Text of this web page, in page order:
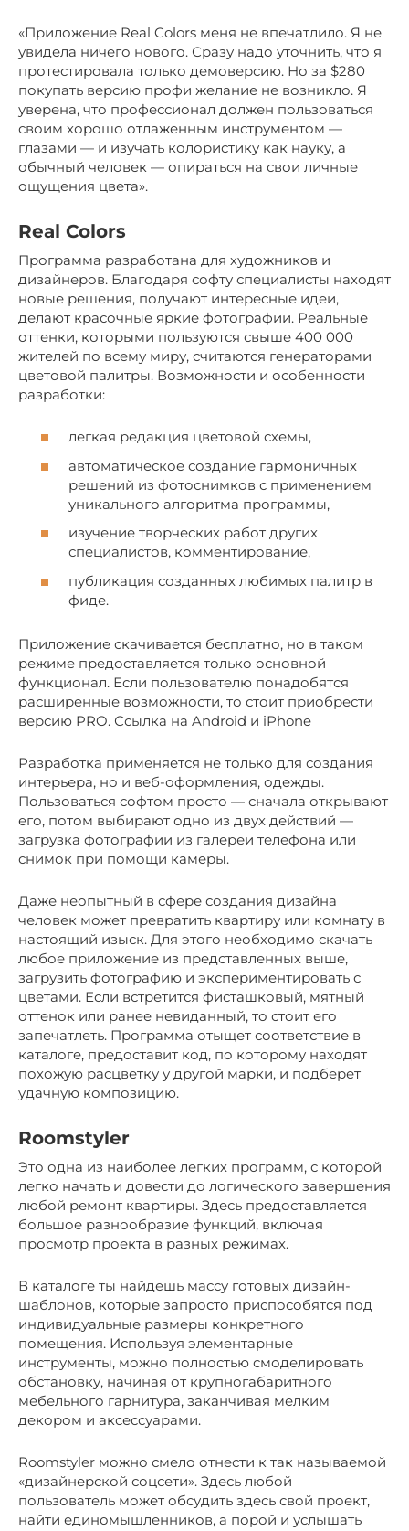
«Приложение Real Colors меня не впечатлило. Я не
увидела ничего нового. Сразу надо уточнить, что я
протестировала только демоверсию. Но за $280
покупать версию профи желание не возникло. Я
уверена, что профессионал должен пользоваться
своим хорошо отлаженным инструментом —
глазами — и изучать колористику как науку, а
обычный человек — опираться на свои личные
ощущения цвета».
Real Colors
Программа разработана для художников и
дизайнеров. Благодаря софту специалисты находят
новые решения, получают интересные идеи,
делают красочные яркие фотографии. Реальные
оттенки, которыми пользуются свыше 400 000
жителей по всему миру, считаются генераторами
цветовой палитры. Возможности и особенности
разработки:
легкая редакция цветовой схемы,
автоматическое создание гармоничных
решений из фотоснимков с применением
уникального алгоритма программы,
изучение творческих работ других
специалистов, комментирование,
публикация созданных любимых палитр в
фиде.
Приложение скачивается бесплатно, но в таком
режиме предоставляется только основной
функционал. Если пользователю понадобятся
расширенные возможности, то стоит приобрести
версию PRO. Ссылка на Android и iPhone
Разработка применяется не только для создания
интерьера, но и веб-оформления, одежды.
Пользоваться софтом просто — сначала открывают
его, потом выбирают одно из двух действий —
загрузка фотографии из галереи телефона или
снимок при помощи камеры.
Даже неопытный в сфере создания дизайна
человек может превратить квартиру или комнату в
настоящий изыск. Для этого необходимо скачать
любое приложение из представленных выше,
загрузить фотографию и экспериментировать с
цветами. Если встретится фисташковый, мятный
оттенок или ранее невиданный, то стоит его
запечатлеть. Программа отыщет соответствие в
каталоге, предоставит код, по которому находят
похожую расцветку у другой марки, и подберет
удачную композицию.
Roomstyler
Это одна из наиболее легких программ, с которой
легко начать и довести до логического завершения
любой ремонт квартиры. Здесь предоставляется
большое разнообразие функций, включая
просмотр проекта в разных режимах.
В каталоге ты найдешь массу готовых дизайн-
шаблонов, которые запросто приспособятся под
индивидуальные размеры конкретного
помещения. Используя элементарные
инструменты, можно полностью смоделировать
обстановку, начиная от крупногабаритного
мебельного гарнитура, заканчивая мелким
декором и аксессуарами.
Roomstyler можно смело отнести к так называемой
«дизайнерской соцсети». Здесь любой
пользователь может обсудить здесь свой проект,
найти единомышленников, а порой и услышать